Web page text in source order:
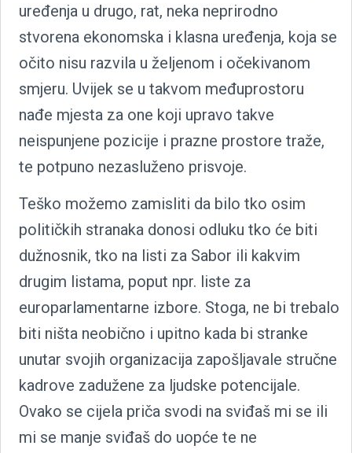
uređenja u drugo, rat, neka neprirodno
stvorena ekonomska i klasna uređenja, koja se
očito nisu razvila u željenom i očekivanom
smjeru. Uvijek se u takvom međuprostoru
nađe mjesta za one koji upravo takve
neispunjene pozicije i prazne prostore traže,
te potpuno nezasluženo prisvoje.
Teško možemo zamisliti da bilo tko osim
političkih stranaka donosi odluku tko će biti
dužnosnik, tko na listi za Sabor ili kakvim
drugim listama, poput npr. liste za
europarlamentarne izbore. Stoga, ne bi trebalo
biti ništa neobično i upitno kada bi stranke
unutar svojih organizacija zapošljavale stručne
kadrove zadužene za ljudske potencijale.
Ovako se cijela priča svodi na sviđaš mi se ili
mi se manje sviđaš do uopće te ne